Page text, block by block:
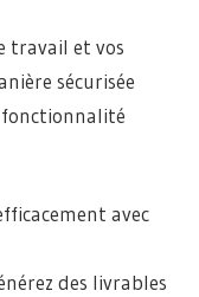
travail et vos
sécurisée
fonctionnalité
avec
des livrables